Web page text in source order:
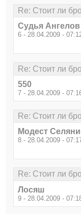
Re: Стоит ли
Судья Ангелов
6 - 28.04.2009 -
Re: Стоит ли
550
7 - 28.04.2009 -
Re: Стоит ли
Модест
8 - 28.04.2009 -
Re: Стоит ли
Лосяш
9 - 28.04.2009 -